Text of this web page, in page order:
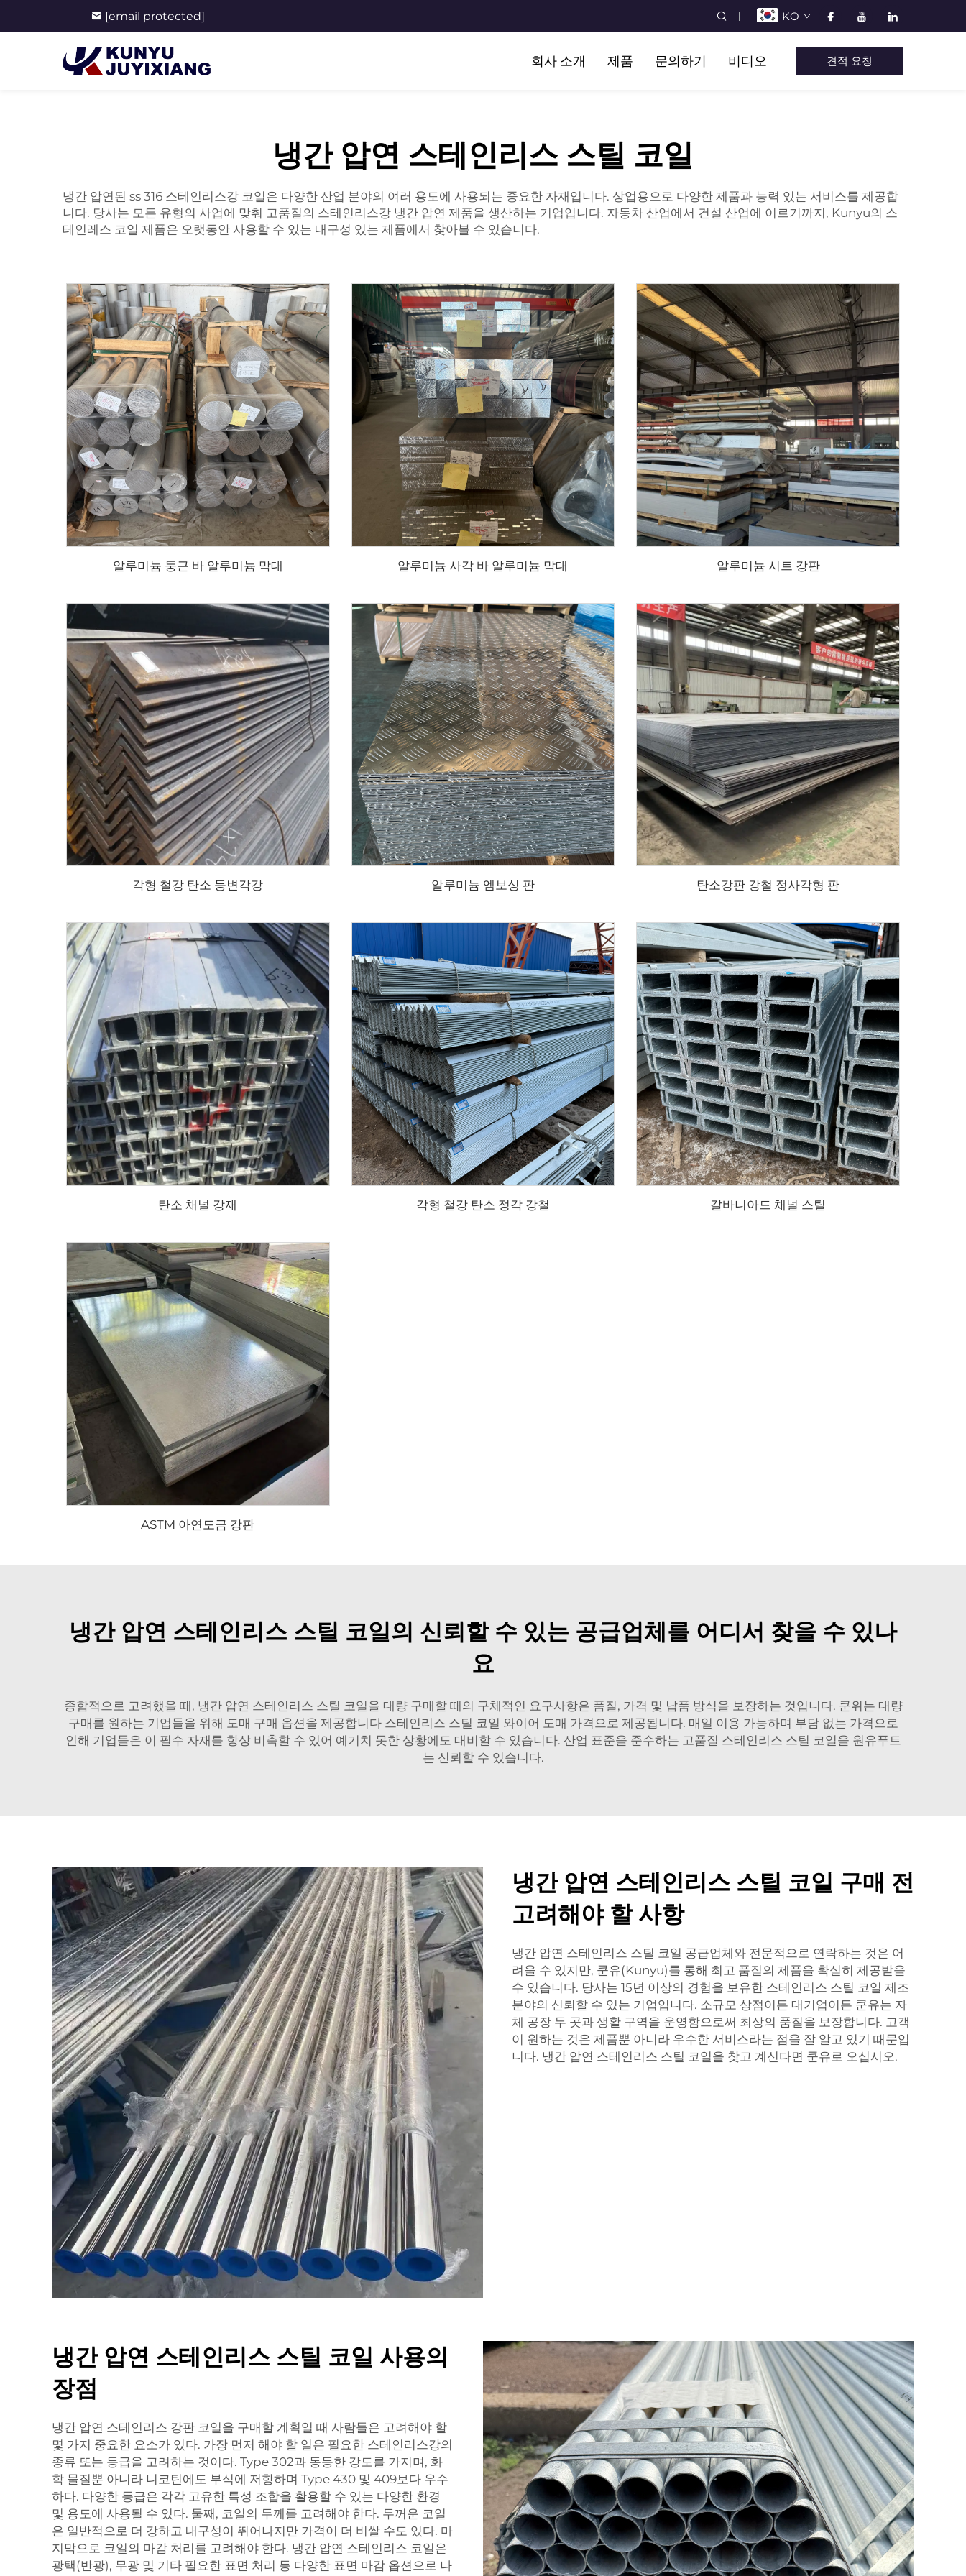
[email protected] KO
회사 소개 제품 문의하기 비디오 견적 요청
냉간 압연 스테인리스 스틸 코일
냉간 압연된 ss 316 스테인리스강 코일은 다양한 산업 분야의 여러 용도에 사용되는 중요한 자재입니다. 상업용으로 다양한 제품과 능력 있는 서비스를 제공합
니다. 당사는 모든 유형의 사업에 맞춰 고품질의 스테인리스강 냉간 압연 제품을 생산하는 기업입니다. 자동차 산업에서 건설 산업에 이르기까지, Kunyu의 스
테인레스 코일 제품은 오랫동안 사용할 수 있는 내구성 있는 제품에서 찾아볼 수 있습니다.
알루미늄 둥근 바 알루미늄 막대 알루미늄 사각 바 알루미늄 막대 알루미늄 시트 강판
각형 철강 탄소 등변각강 알루미늄 엠보싱 판 탄소강판 강철 정사각형 판
탄소 채널 강재 각형 철강 탄소 정각 강철 갈바니아드 채널 스틸
ASTM 아연도금 강판
냉간 압연 스테인리스 스틸 코일의 신뢰할 수 있는 공급업체를 어디서 찾을 수 있나
요
종합적으로 고려했을 때, 냉간 압연 스테인리스 스틸 코일을 대량 구매할 때의 구체적인 요구사항은 품질, 가격 및 납품 방식을 보장하는 것입니다. 쿤위는 대량
구매를 원하는 기업들을 위해 도매 구매 옵션을 제공합니다 스테인리스 스틸 코일 와이어 도매 가격으로 제공됩니다. 매일 이용 가능하며 부담 없는 가격으로
인해 기업들은 이 필수 자재를 항상 비축할 수 있어 예기치 못한 상황에도 대비할 수 있습니다. 산업 표준을 준수하는 고품질 스테인리스 스틸 코일을 원유푸트
는 신뢰할 수 있습니다.
냉간 압연 스테인리스 스틸 코일 구매 전
고려해야 할 사항
냉간 압연 스테인리스 스틸 코일 공급업체와 전문적으로 연락하는 것은 어
려울 수 있지만, 쿤유(Kunyu)를 통해 최고 품질의 제품을 확실히 제공받을
수 있습니다. 당사는 15년 이상의 경험을 보유한 스테인리스 스틸 코일 제조
분야의 신뢰할 수 있는 기업입니다. 소규모 상점이든 대기업이든 쿤유는 자
체 공장 두 곳과 생활 구역을 운영함으로써 최상의 품질을 보장합니다. 고객
이 원하는 것은 제품뿐 아니라 우수한 서비스라는 점을 잘 알고 있기 때문입
니다. 냉간 압연 스테인리스 스틸 코일을 찾고 계신다면 쿤유로 오십시오.
냉간 압연 스테인리스 스틸 코일 사용의
장점
냉간 압연 스테인리스 강판 코일을 구매할 계획일 때 사람들은 고려해야 할
몇 가지 중요한 요소가 있다. 가장 먼저 해야 할 일은 필요한 스테인리스강의
종류 또는 등급을 고려하는 것이다. Type 302과 동등한 강도를 가지며, 화
학 물질뿐 아니라 니코틴에도 부식에 저항하며 Type 430 및 409보다 우수
하다. 다양한 등급은 각각 고유한 특성 조합을 활용할 수 있는 다양한 환경
및 용도에 사용될 수 있다. 둘째, 코일의 두께를 고려해야 한다. 두꺼운 코일
은 일반적으로 더 강하고 내구성이 뛰어나지만 가격이 더 비쌀 수도 있다. 마
지막으로 코일의 마감 처리를 고려해야 한다. 냉간 압연 스테인리스 코일은
광택(반광), 무광 및 기타 필요한 표면 처리 등 다양한 표면 마감 옵션으로 나